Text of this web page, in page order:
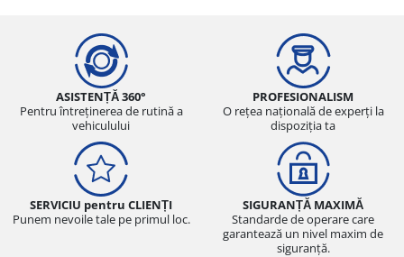
ASISTENȚĂ 360°
Pentru întreținerea de rutină a
vehiculului
PROFESIONALISM
O rețea națională de experți la
dispoziția ta
SERVICIU pentru CLIENȚI
Punem nevoile tale pe primul loc.
SIGURANȚĂ MAXIMĂ
Standarde de operare care
garantează un nivel maxim de
siguranță.